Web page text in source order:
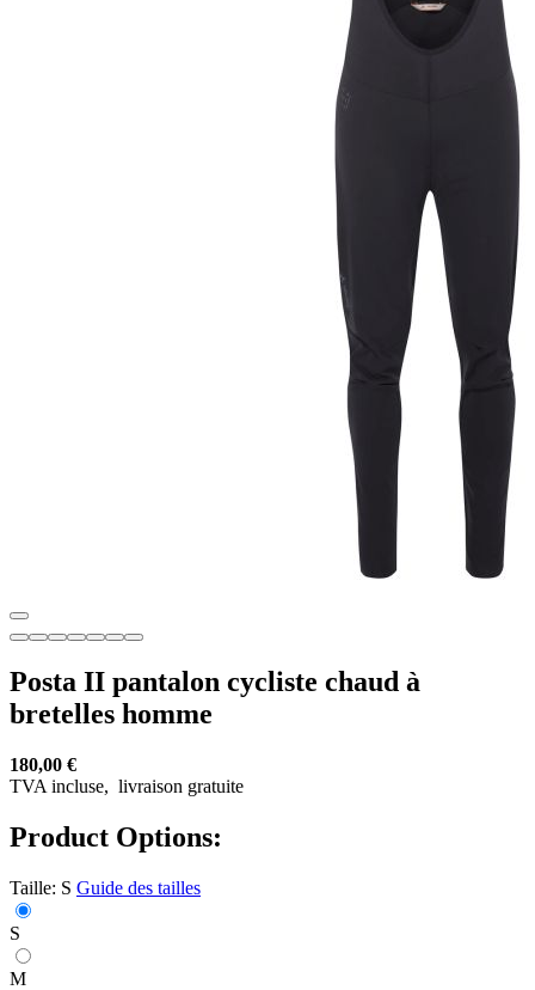
Posta II pantalon cycliste chaud à
bretelles homme
180,00 €
TVA incluse, livraison gratuite
Product Options:
Taille: S Guide des tailles
S
M